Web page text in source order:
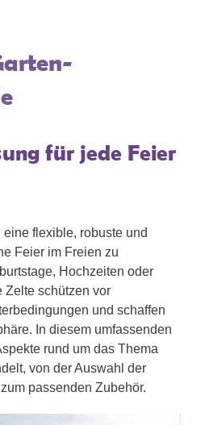
für jede Feier
flexible, robuste und
Feier im Freien zu
Hochzeiten oder
Zelte schützen vor
und schaffen
In diesem umfassenden
rund um das Thema
von der Auswahl der
passenden Zubehör.